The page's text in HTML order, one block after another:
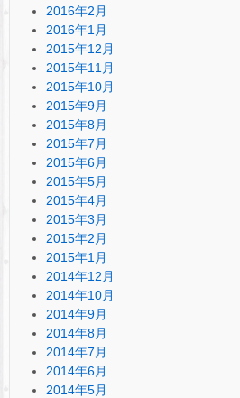
2016年2月
2016年1月
2015年12月
2015年11月
2015年10月
2015年9月
2015年8月
2015年7月
2015年6月
2015年5月
2015年4月
2015年3月
2015年2月
2015年1月
2014年12月
2014年10月
2014年9月
2014年8月
2014年7月
2014年6月
2014年5月